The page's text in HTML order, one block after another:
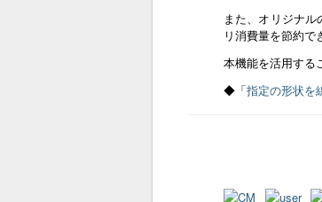
また、オリジナ
リ消費量を節約で
本機能を活用する
◆「指定の形状を